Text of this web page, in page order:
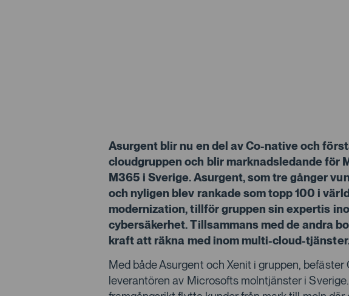
Asurgent blir nu en del av Co-native och
cloudgruppen och blir marknadsledande för
M365 i Sverige. Asurgent, som tre gånger
och nyligen blev rankade som topp 100 i
modernization, tillför gruppen sin expertis
cybersäkerhet. Tillsammans med de andra
kraft att räkna med inom multi-cloud-
Med både Asurgent och Xenit i gruppen,
leverantören av Microsofts molntjänster i